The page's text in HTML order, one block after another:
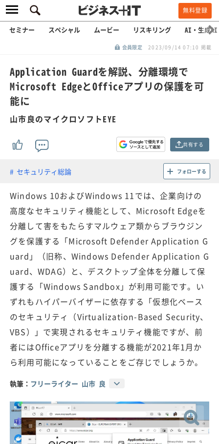
無料登録
セミナー スペシャル ムービー リスキリング AI・生成AI
会員限定 2023/09/14 07:10 掲載
Application Guardを解説、分離環境で
Microsoft EdgeとOfficeアプリの保護を可
能に
山市良のマイクロソフトEYE
共有する
セキュリティ総論 フォローする
Windows 10およびWindows 11では、企業向けの
高度なセキュリティ機能として、Microsoft Edgeを
分離して害をもたらすマルウェア類からブラウジン
グを保護する「Microsoft Defender Application G
uard」（旧称、Windows Defender Application G
uard、WDAG）と、デスクトップ全体を分離して保
護する「Windows Sandbox」が利用可能です。い
ずれもハイパーバイザーに依存する「仮想化ベース
のセキュリティ（Virtualization-Based Security、
VBS）」で実現されるセキュリティ機能ですが、前
者にはOfficeアプリを分離する機能が2021年1月か
ら利用可能になっていることをご存じでしょうか。
執筆： フリーライター 山市 良